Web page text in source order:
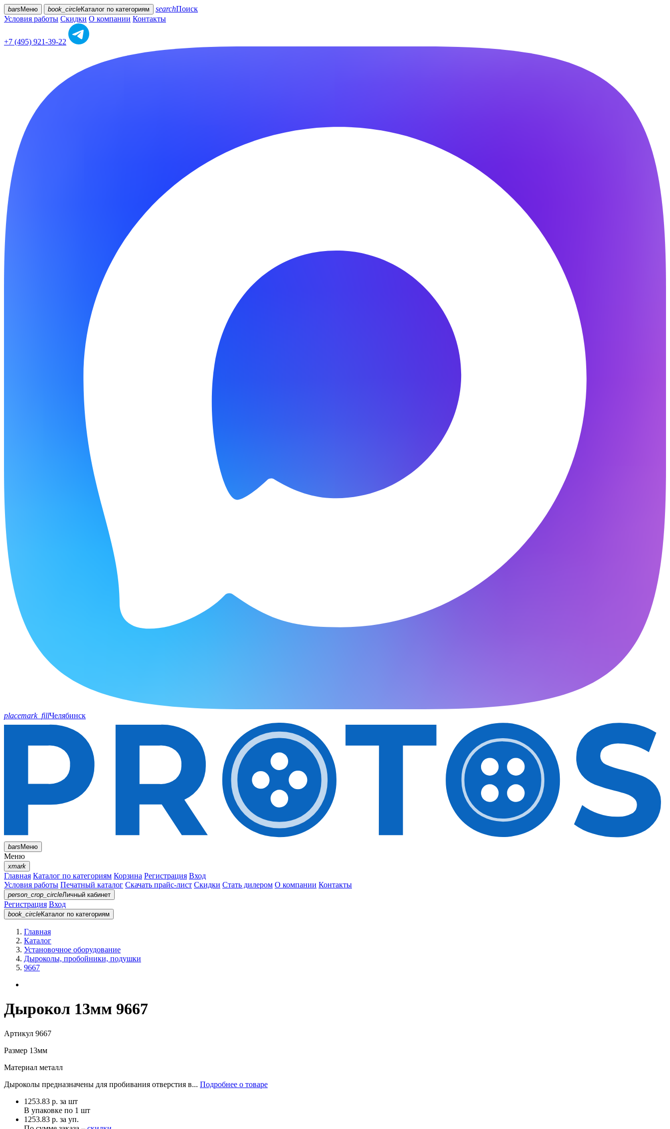
bars Меню book_circleКаталог по категориям searchПоиск
Условия работы Скидки О компании Контакты
+7 (495) 921-39-22
placemark_fillЧелябинск
barsМеню
Меню
xmark
Главная Каталог по категориям Корзина Регистрация Вход
Условия работы Печатный каталог Скачать прайс-лист Скидки Стать дилером О компании Контакты
person_crop_circleЛичный кабинет
Регистрация Вход
book_circleКаталог по категориям
Главная
Каталог
Установочное оборудование
Дыроколы, пробойники, подушки
9667
Дырокол 13мм 9667
Артикул 9667
Размер 13мм
Материал металл
Дыроколы предназначены для пробивания отверстия в... Подробнее о товаре
1253.83 р. за шт
В упаковке по 1 шт
1253.83 р. за уп.